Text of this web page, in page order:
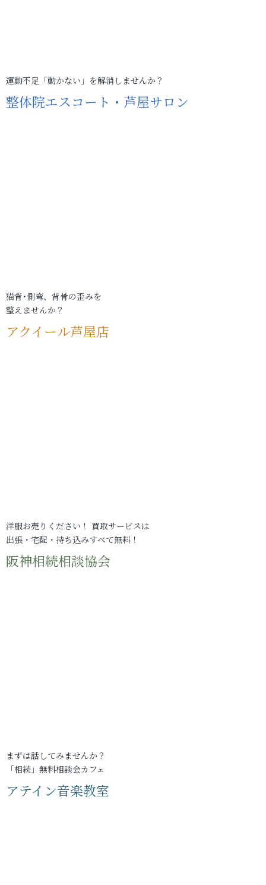
運動不足「動かない」を解消しませんか？
整体院エスコート・芦屋サロン
猫背･側弯、背骨の歪みを
整えませんか？
アクイール芦屋店
洋服お売りください！ 買取サービスは
出張・宅配・持ち込みすべて無料！
阪神相続相談協会
まずは話してみませんか？
「相続」無料相談会カフェ
アテイン音楽教室